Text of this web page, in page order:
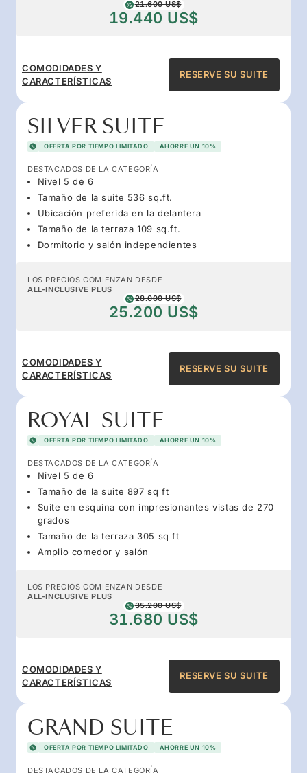
21.600 US$
19.440 US$
COMODIDADES Y
CARACTERÍSTICAS
RESERVE SU SUITE
SILVER SUITE
OFERTA POR TIEMPO LIMITADO AHORRE UN 10%
DESTACADOS DE LA CATEGORÍA
Nivel 5 de 6
Tamaño de la suite 536 sq.ft.
Ubicación preferida en la delantera
Tamaño de la terraza 109 sq.ft.
Dormitorio y salón independientes
LOS PRECIOS COMIENZAN DESDE
ALL-INCLUSIVE PLUS
28.000 US$
25.200 US$
COMODIDADES Y
CARACTERÍSTICAS
RESERVE SU SUITE
ROYAL SUITE
OFERTA POR TIEMPO LIMITADO AHORRE UN 10%
DESTACADOS DE LA CATEGORÍA
Nivel 5 de 6
Tamaño de la suite 897 sq ft
Suite en esquina con impresionantes vistas de 270
grados
Tamaño de la terraza 305 sq ft
Amplio comedor y salón
LOS PRECIOS COMIENZAN DESDE
ALL-INCLUSIVE PLUS
35.200 US$
31.680 US$
COMODIDADES Y
CARACTERÍSTICAS
RESERVE SU SUITE
GRAND SUITE
OFERTA POR TIEMPO LIMITADO AHORRE UN 10%
DESTACADOS DE LA CATEGORÍA